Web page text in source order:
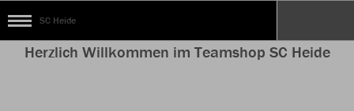
SC Heide
Herzlich Willkommen im Teamshop SC Heide